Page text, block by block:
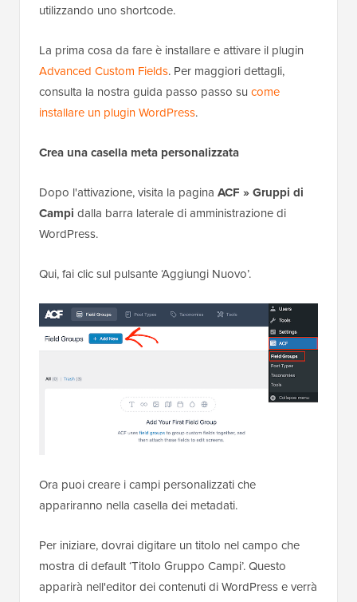
utilizzando uno shortcode.
La prima cosa da fare è installare e attivare il plugin
Advanced Custom Fields. Per maggiori dettagli,
consulta la nostra guida passo passo su come
installare un plugin WordPress.
Crea una casella meta personalizzata
Dopo l'attivazione, visita la pagina ACF » Gruppi di
Campi dalla barra laterale di amministrazione di
WordPress.
Qui, fai clic sul pulsante ‘Aggiungi Nuovo’.
Ora puoi creare i campi personalizzati che
appariranno nella casella dei metadati.
Per iniziare, dovrai digitare un titolo nel campo che
mostra di default ‘Titolo Gruppo Campi’. Questo
apparirà nell'editor dei contenuti di WordPress e verrà